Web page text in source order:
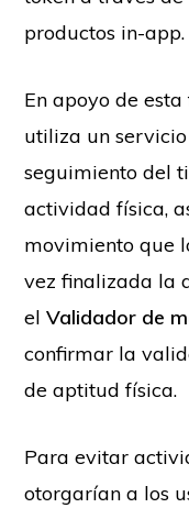
productos in-app.
En apoyo de
utiliza un
seguimiento del
actividad física,
movimiento que
vez finalizada la
elValidador de
confirmar la
de aptitud física.
Para evitar
otorgarían a los